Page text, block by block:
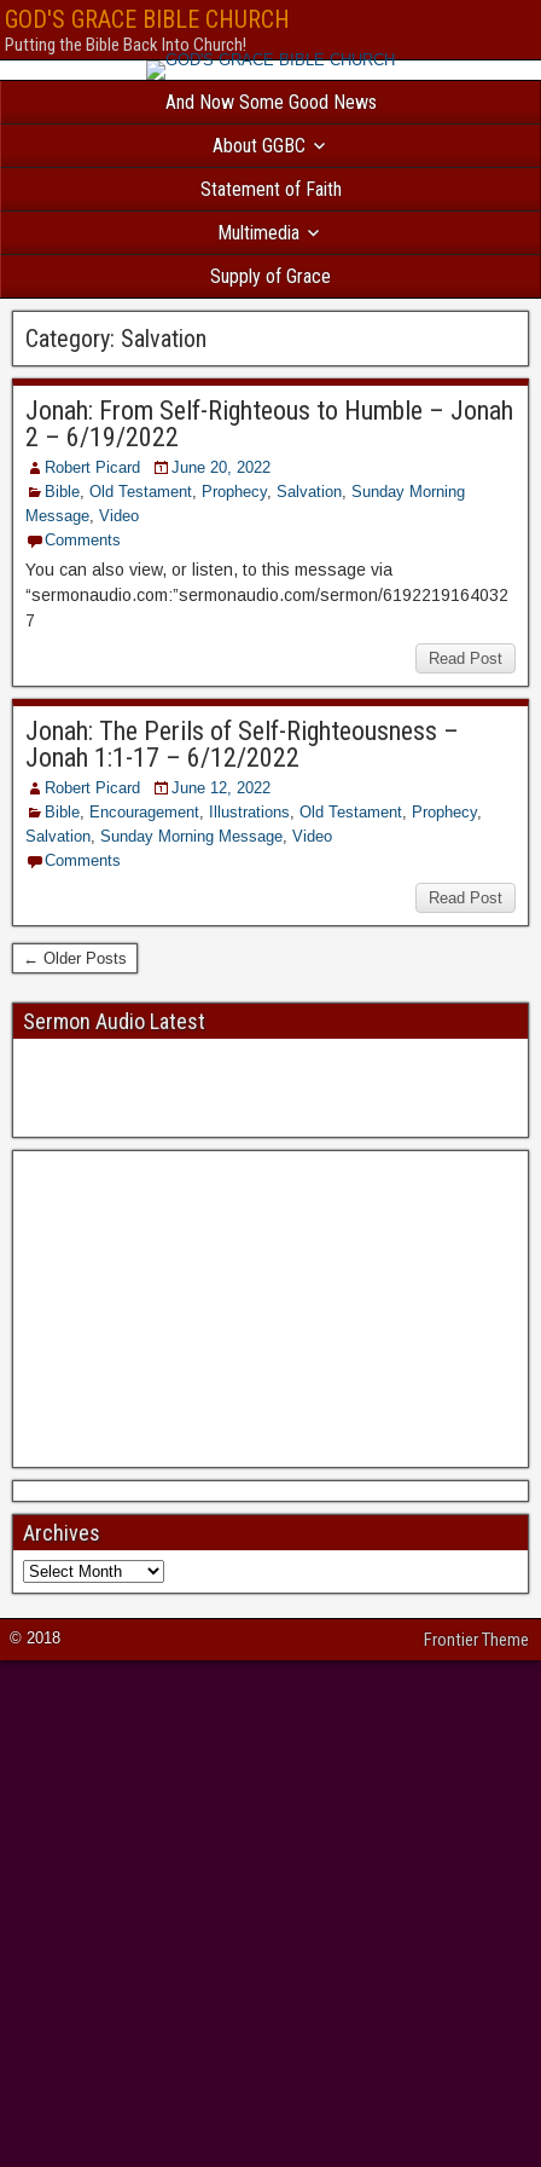
Безответственный человек, который решил взять
вероятностью получит отказ. В Україні
все сильніше і швидше. МФО відходять від докучливих продзвонів.
банковское учреждение и попробуете взятькредит без фото, вам
нет такой услуги. Всем бесплатно доступен каталог МФО
микрофинансовых организаций. Здесь собраны самые интересные
дзвінків родичам оформляється миттєво. Перевірте самі
по паспорту.creditpulseБез отказа и длительных проверок выдается
под 0 процентов только новым клиентам.
GOD'S GRACE BIBLE CHURCH
Putting the Bible Back Into Church!
And Now Some Good News
About GGBC
Statement of Faith
Multimedia
Supply of Grace
Category: Salvation
Jonah: From Self-Righteous to Humble – Jonah
2 – 6/19/2022
Robert Picard
June 20, 2022
Bible, Old Testament, Prophecy, Salvation, Sunday Morning
Message, Video
Comments
You can also view, or listen, to this message via
“sermonaudio.com:”sermonaudio.com/sermon/6192219164032
7
Read Post
Jonah: The Perils of Self-Righteousness –
Jonah 1:1-17 – 6/12/2022
Robert Picard
June 12, 2022
Bible, Encouragement, Illustrations, Old Testament, Prophecy,
Salvation, Sunday Morning Message, Video
Comments
Read Post
← Older Posts
Sermon Audio Latest
Archives
© 2018 Frontier Theme